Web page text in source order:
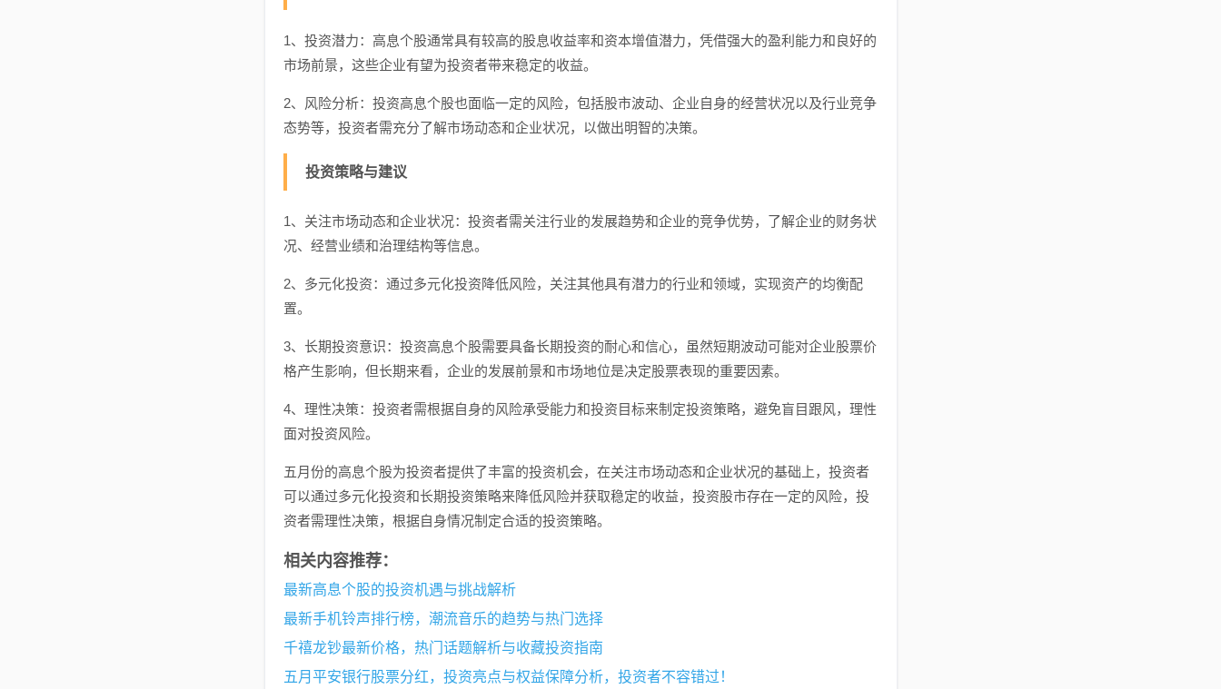
1、投资潜力：高息个股通常具有较高的股息收益率和资本增值潜力，凭借强大的盈利能力和良好的
市场前景，这些企业有望为投资者带来稳定的收益。
2、风险分析：投资高息个股也面临一定的风险，包括股市波动、企业自身的经营状况以及行业竞争
态势等，投资者需充分了解市场动态和企业状况，以做出明智的决策。
投资策略与建议
1、关注市场动态和企业状况：投资者需关注行业的发展趋势和企业的竞争优势，了解企业的财务状
况、经营业绩和治理结构等信息。
2、多元化投资：通过多元化投资降低风险，关注其他具有潜力的行业和领域，实现资产的均衡配
置。
3、长期投资意识：投资高息个股需要具备长期投资的耐心和信心，虽然短期波动可能对企业股票价
格产生影响，但长期来看，企业的发展前景和市场地位是决定股票表现的重要因素。
4、理性决策：投资者需根据自身的风险承受能力和投资目标来制定投资策略，避免盲目跟风，理性
面对投资风险。
五月份的高息个股为投资者提供了丰富的投资机会，在关注市场动态和企业状况的基础上，投资者
可以通过多元化投资和长期投资策略来降低风险并获取稳定的收益，投资股市存在一定的风险，投
资者需理性决策，根据自身情况制定合适的投资策略。
相关内容推荐：
最新高息个股的投资机遇与挑战解析
最新手机铃声排行榜，潮流音乐的趋势与热门选择
千禧龙钞最新价格，热门话题解析与收藏投资指南
五月平安银行股票分红，投资亮点与权益保障分析，投资者不容错过！